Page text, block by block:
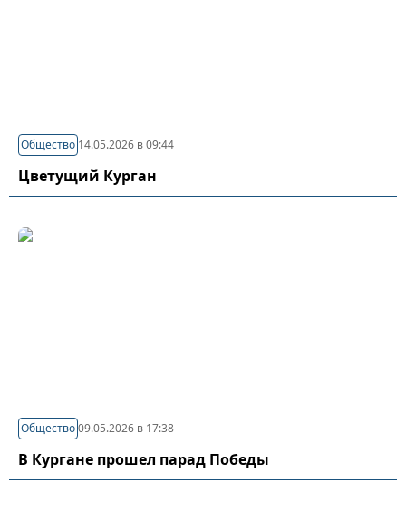
Общество 14.05.2026 в 09:44
Цветущий Курган
Общество09.05.2026 в 17:38
В Кургане прошел парад Победы